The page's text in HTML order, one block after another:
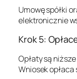
Umowę spółki
elektronicznie
Krok 5:
Opłaty są
Wniosek opłaca